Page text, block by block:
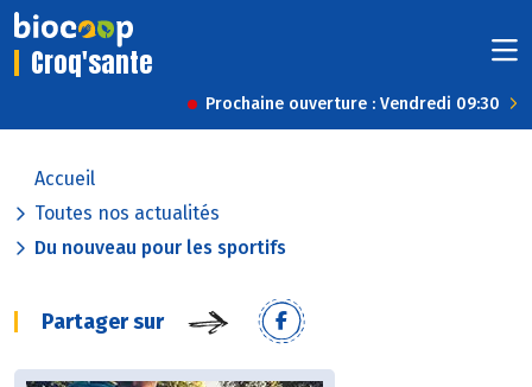
Croq'sante
Prochaine ouverture : Vendredi 09:30
Accueil
Toutes nos actualités
Du nouveau pour les sportifs
Partager sur